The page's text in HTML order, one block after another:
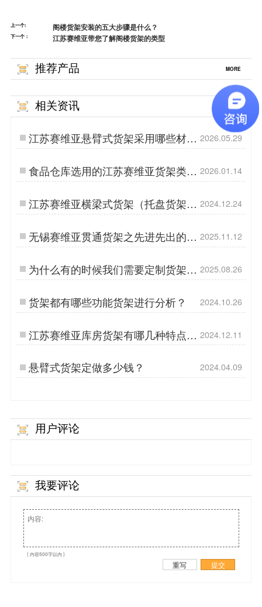
上一个: 阁楼货架安装的五大步骤是什么？
下一个： 江苏赛维亚带您了解阁楼货架的类型
推荐产品 MORE
相关资讯 MORE
江苏赛维亚悬臂式货架采用哪些材料
制作？
2026.05.29
食品仓库选用的江苏赛维亚货架类型
推荐
2026.01.14
江苏赛维亚横梁式货架（托盘货架）
的结构特点
2024.12.24
无锡赛维亚贯通货架之先进先出的重
型货架定制需要注意
2025.11.12
为什么有的时候我们需要定制货架
呢？
2025.08.26
货架都有哪些功能货架进行分析？ 2024.10.26
江苏赛维亚库房货架有哪几种特点和
布局设计?
2024.12.11
悬臂式货架定做多少钱？ 2024.04.09
用户评论
我要评论
( 内容500字以内 )
重写 提交